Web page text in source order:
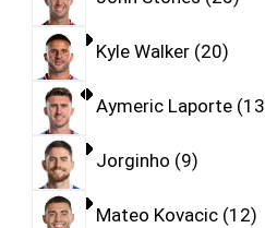
Kyle Walker 20
Aymeric Laporte 13
Jorginho 9
Mateo Kovacic 12